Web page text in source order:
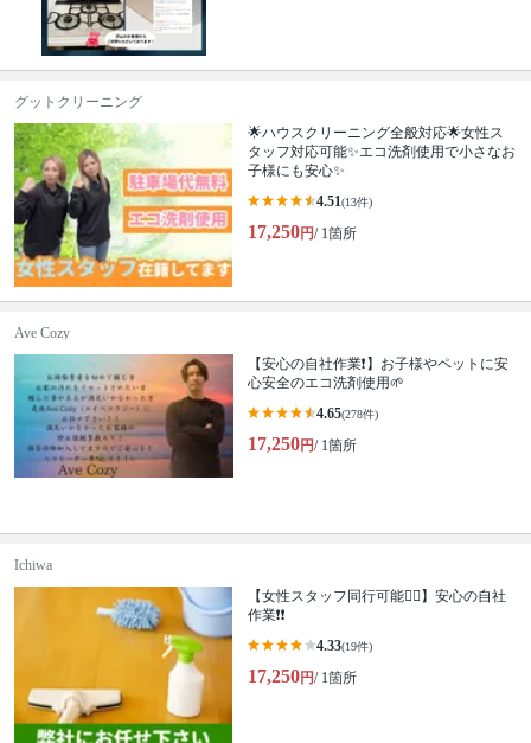
グットクリーニング
🌟ハウスクリーニング全般対応🌟女性ス
タッフ対応可能✨エコ洗剤使用で小さなお
子様にも安心✨
4.51(13件)
17,250円/ 1箇所
Ave Cozy
【安心の自社作業❗️】お子様やペットに安
心安全のエコ洗剤使用🌱
4.65(278件)
17,250円/ 1箇所
Ichiwa
【女性スタッフ同行可能🙆‍♀️】安心の自社
作業❗️❗️
4.33(19件)
17,250円/ 1箇所